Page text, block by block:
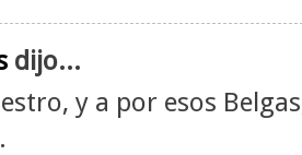
dijo...
y a por esos